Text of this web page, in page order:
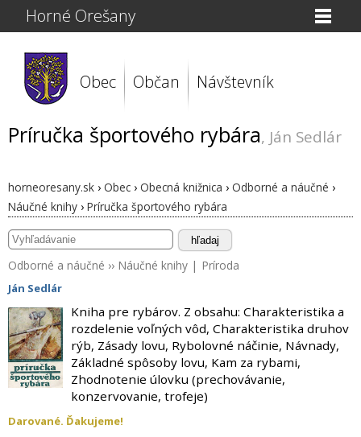
Horné Orešany
Obec Občan Návštevník
Príručka športového rybára, Ján Sedlár
horneoresany.sk › Obec › Obecná knižnica › Odborné a náučné ›
Náučné knihy › Príručka športového rybára
hľadaj
Odborné a náučné ›› Náučné knihy | Príroda
Ján Sedlár
Kniha pre rybárov. Z obsahu: Charakteristika a
rozdelenie voľných vôd, Charakteristika druhov
rýb, Zásady lovu, Rybolovné náčinie, Návnady,
Základné spôsoby lovu, Kam za rybami,
Zhodnotenie úlovku (prechovávanie,
konzervovanie, trofeje)
Darované. Ďakujeme!